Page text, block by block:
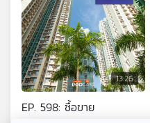
13:26
EP. 598: ซื้อขาย